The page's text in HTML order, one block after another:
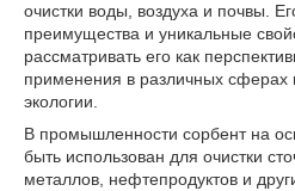
очистки воды, воздуха и почвы.
преимущества и уникальные
рассматривать его как
применения в различных
экологии.
В промышленности сорбент на
быть использован для очистки
металлов, нефтепродуктов и